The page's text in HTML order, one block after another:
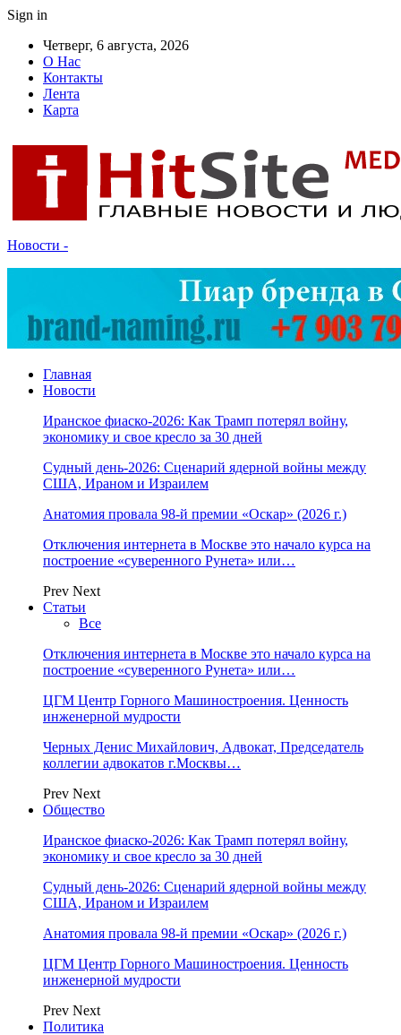
Sign in
Четверг, 6 августа, 2026
О Нас
Контакты
Лента
Карта
Новости -
Главная
Новости
Иранское фиаско-2026: Как Трамп потерял войну,
экономику и свое кресло за 30 дней
Судный день-2026: Сценарий ядерной войны между
США, Ираном и Израилем
Анатомия провала 98-й премии «Оскар» (2026 г.)
Отключения интернета в Москве это начало курса на
построение «суверенного Рунета» или…
Prev Next
Статьи
Все
Отключения интернета в Москве это начало курса на
построение «суверенного Рунета» или…
ЦГМ Центр Горного Машиностроения. Ценность
инженерной мудрости
Черных Денис Михайлович, Адвокат, Председатель
коллегии адвокатов г.Москвы…
Prev Next
Общество
Иранское фиаско-2026: Как Трамп потерял войну,
экономику и свое кресло за 30 дней
Судный день-2026: Сценарий ядерной войны между
США, Ираном и Израилем
Анатомия провала 98-й премии «Оскар» (2026 г.)
ЦГМ Центр Горного Машиностроения. Ценность
инженерной мудрости
Prev Next
Политика